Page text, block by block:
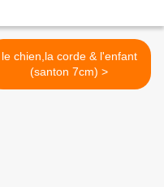
le chien,la corde & l'enfant
(santon 7cm) >